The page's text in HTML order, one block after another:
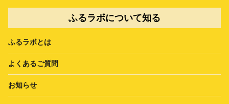
ふるラボについて知る
ふるラボとは
よくあるご質問
お知らせ